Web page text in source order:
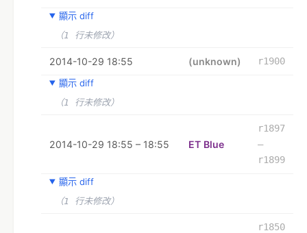
顯示 diff
（1 行未修改）
2014-10-29 18:55 (unknown)
r1900
顯示 diff
（1 行未修改）
2014-10-29 18:55 – 18:55 ET Blue
r1897
–
r1899
顯示 diff
（1 行未修改）
r1850